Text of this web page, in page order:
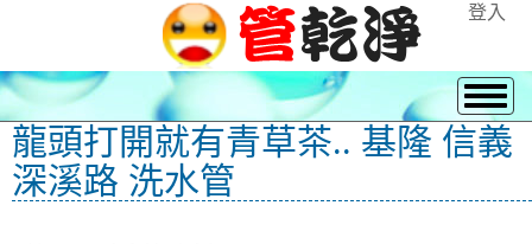
登入
龍頭打開就有青草茶.. 基隆 信義
深溪路 洗水管